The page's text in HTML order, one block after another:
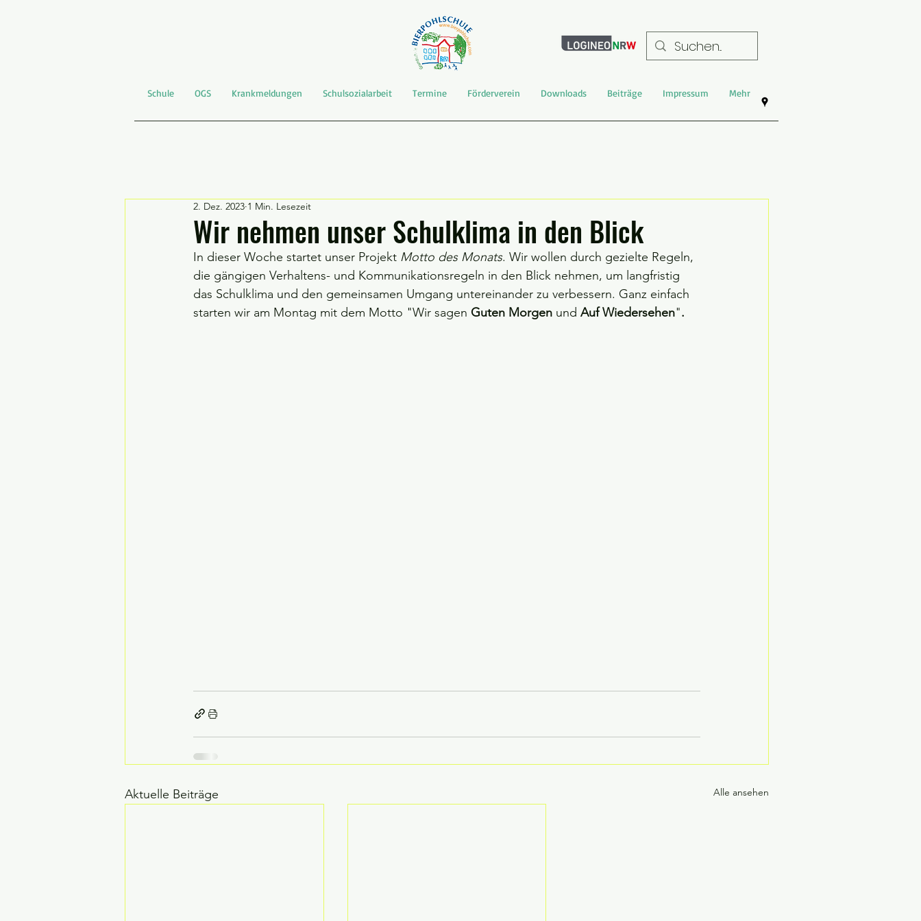
Schule OGS Krankmeldungen Schulsozialarbeit Termine Förderverein Downloads Beiträge Impressum Mehr
Wir nehmen unser Schulklima in den Blick
2. Dez. 2023 1 Min. Lesezeit
In dieser Woche startet unser Projekt Motto des Monats. Wir wollen durch gezielte Regeln,
die gängigen Verhaltens- und Kommunikationsregeln in den Blick nehmen, um langfristig
das Schulklima und den gemeinsamen Umgang untereinander zu verbessern. Ganz einfach
starten wir am Montag mit dem Motto "Wir sagen Guten Morgen und Auf Wiedersehen".
Aktuelle Beiträge Alle ansehen